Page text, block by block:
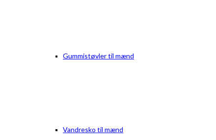
Gummistøvler til mænd
Vandresko til mænd